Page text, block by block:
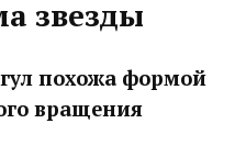
звезды
похожа формой
вращения